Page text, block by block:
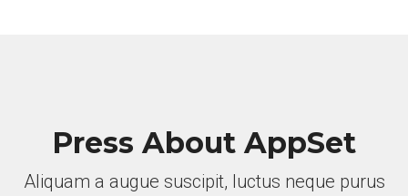
Press About AppSet
Aliquam a augue suscipit, luctus neque purus